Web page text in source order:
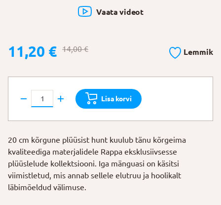
Vaata videot
14,00€
Algne
hind
11,20 €
Praegune
hind
Lemmik
Rappa
Hunt
kogus
Lisa korvi
20 cm kõrgune plüüsist hunt kuulub tänu kõrgeima
kvaliteediga materjalidele Rappa eksklusiivsesse
plüüslelude kollektsiooni. Iga mänguasi on käsitsi
viimistletud, mis annab sellele elutruu ja hoolikalt
läbimõeldud välimuse.